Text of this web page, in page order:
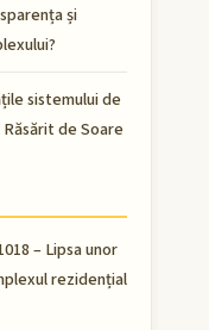
și
sistemului de
de Soare
– Lipsa unor
rezidențial